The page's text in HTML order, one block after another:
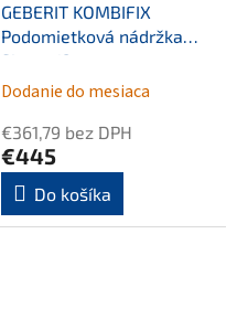
GEBERIT KOMBIFIX
Podomietková nádržka
Sigma 12cm, pre
odsávanie zápachu
Dodanie do mesiaca
€361,79 bez DPH
€445
Do košíka